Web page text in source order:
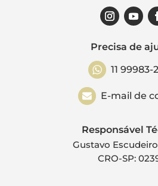
Precisa de
11 99983-
E-mail de
Responsável
Gustavo
CRO-SP: